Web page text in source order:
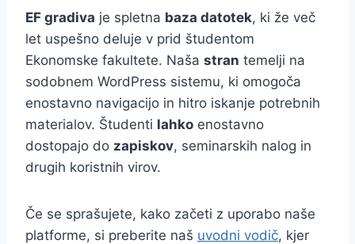
EF gradiva je spletna baza datotek, ki že več
let uspešno deluje v prid študentom
Ekonomske fakultete. Naša stran temelji na
sodobnem WordPress sistemu, ki omogoča
enostavno navigacijo in hitro iskanje potrebnih
materialov. Študenti lahko enostavno
dostopajo do zapiskov, seminarskih nalog in
drugih koristnih virov.
Če se sprašujete, kako začeti z uporabo naše
platforme, si preberite naš uvodni vodič, kjer